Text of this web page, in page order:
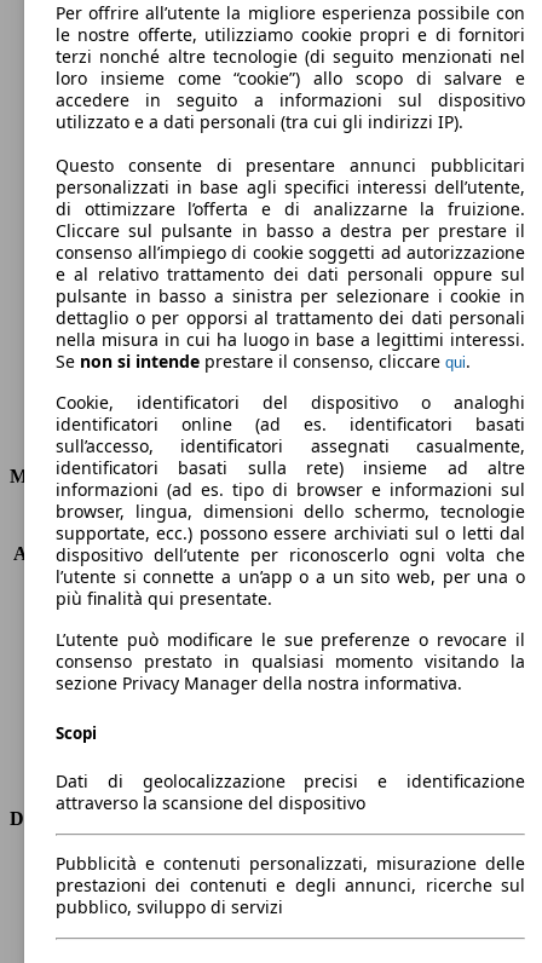
Benzina
Carburante
136 g/km
Emissioni di CO2 (combinato)*
Consumi
Motore e Prestazioni
KW (PS)
110 kW (150 PS)
Accelerazione (0-100 km/h)
8.9s
Velocità massima (km/h)
208 km/h
Numero di marce
8
Coppia
240 nm
Cilindrata
1497 ccm
Carburante
Benzina
Trasmissione
Dimensioni
Lunghezza
4380 mm
Altezza
1450 mm
Larghezza
Per offrire all’utente la migliore esperienza possibile con
le nostre offerte, utilizziamo cookie propri e di fornitori
terzi nonché altre tecnologie (di seguito menzionati nel
loro insieme come “cookie”) allo scopo di salvare e
accedere in seguito a informazioni sul dispositivo
utilizzato e a dati personali (tra cui gli indirizzi IP).
Questo consente di presentare annunci pubblicitari
personalizzati in base agli specifici interessi dell’utente,
di ottimizzare l’offerta e di analizzarne la fruizione.
Cliccare sul pulsante in basso a destra per prestare il
consenso all’impiego di cookie soggetti ad autorizzazione
e al relativo trattamento dei dati personali oppure sul
pulsante in basso a sinistra per selezionare i cookie in
dettaglio o per opporsi al trattamento dei dati personali
nella misura in cui ha luogo in base a legittimi interessi.
Se non si intende prestare il consenso, cliccare qui.
Cookie, identificatori del dispositivo o analoghi
identificatori online (ad es. identificatori basati
sull’accesso, identificatori assegnati casualmente,
identificatori basati sulla rete) insieme ad altre
informazioni (ad es. tipo di browser e informazioni sul
browser, lingua, dimensioni dello schermo, tecnologie
supportate, ecc.) possono essere archiviati sul o letti dal
dispositivo dell’utente per riconoscerlo ogni volta che
l’utente si connette a un’app o a un sito web, per una o
più finalità qui presentate.
L’utente può modificare le sue preferenze o revocare il
consenso prestato in qualsiasi momento visitando la
sezione Privacy Manager della nostra informativa.
Scopi
Dati di geolocalizzazione precisi e identificazione
attraverso la scansione del dispositivo
Pubblicità e contenuti personalizzati, misurazione delle
prestazioni dei contenuti e degli annunci, ricerche sul
pubblico, sviluppo di servizi